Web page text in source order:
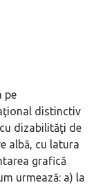
pe
distinctiv
dizabilităţi de
albă, cu latura
grafică
urmează: a) la